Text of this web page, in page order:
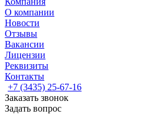
О компании
Новости
Отзывы
Вакансии
Лицензии
Реквизиты
Контакты
+7 (3435) 25-67-16
Заказать звонок
Задать вопрос